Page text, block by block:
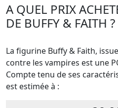
A QUEL PRIX
DE BUFFY & FAITH ?
La figurine Buffy & Faith,
contre les vampires est une
Compte tenu de ses
est estimée à :